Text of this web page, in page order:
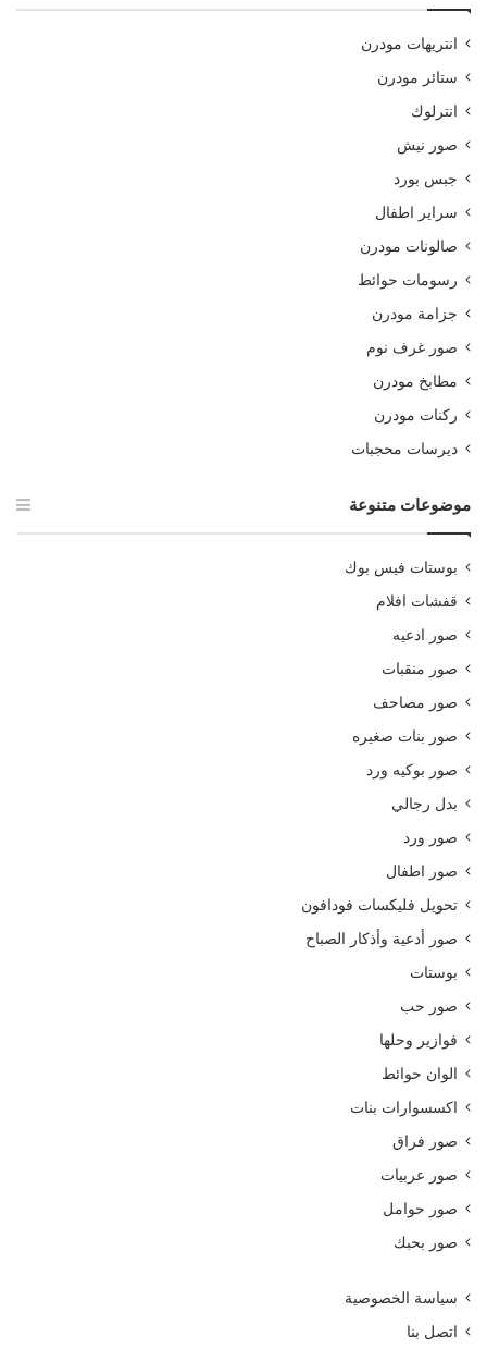
انتريهات مودرن
ستائر مودرن
انترلوك
صور نيش
جبس بورد
سراير اطفال
صالونات مودرن
رسومات حوائط
جزامة مودرن
صور غرف نوم
مطابخ مودرن
ركنات مودرن
ديرسات محجبات
موضوعات متنوعة
بوستات فيس بوك
قفشات افلام
صور ادعيه
صور منقبات
صور مصاحف
صور بنات صغيره
صور بوكيه ورد
بدل رجالي
صور ورد
صور اطفال
تحويل فليكسات فودافون
صور أدعية وأذكار الصباح
بوستات
صور حب
فوازير وحلها
الوان حوائط
اكسسوارات بنات
صور فراق
صور عربيات
صور حوامل
صور بحبك
سياسة الخصوصية
اتصل بنا